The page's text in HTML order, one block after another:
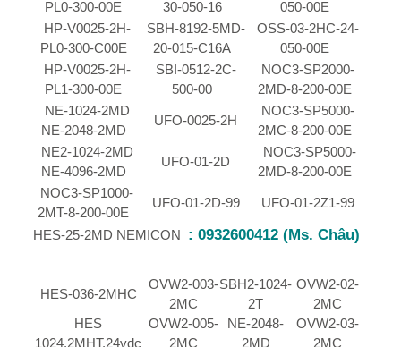
PL0-300-00E 30-050-16 050-00E
HP-V0025-2H-
PL0-300-C00E
SBH-8192-5MD-
20-015-C16A
OSS-03-2HC-24-
050-00E
HP-V0025-2H-
PL1-300-00E
SBI-0512-2C-
500-00
NOC3-SP2000-
2MD-8-200-00E
NE-1024-2MD
NE-2048-2MD
UFO-0025-2H
NOC3-SP5000-
2MC-8-200-00E
NE2-1024-2MD
NE-4096-2MD
UFO-01-2D
NOC3-SP5000-
2MD-8-200-00E
NOC3-SP1000-
2MT-8-200-00E
UFO-01-2D-99 UFO-01-2Z1-99
HES-25-2MD NEMICON : 0932600412 (Ms. Châu)
HES-036-2MHC
OVW2-003-
2MC
SBH2-1024-
2T
OVW2-02-
2MC
HES
1024.2MHT.24vdc
OVW2-005-
2MC
NE-2048-
2MD
OVW2-03-
2MC